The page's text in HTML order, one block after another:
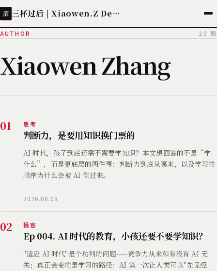
酒 三杯过后 | Xiaowen.Z Deployed
AUTHOR 20 篇
Xiaowen Zhang
01 思考
判断力，是要用知识换门票的
AI 时代，孩子到底还需不需要学知识？本文想回答的不是“学
什么”，而是更底层的两件事：判断力到底从哪来，以及学习的
顺序为什么会被 AI 倒过来。
2026.08.08
02 播客
Ep 004. AI 时代的教育，小孩还要不要学知识？
"适应 AI 时代"是个功利的问题——竞争力从来和有没有 AI 无
关；真正会变的是学习的路径：AI 第一次让人类可以"先见经